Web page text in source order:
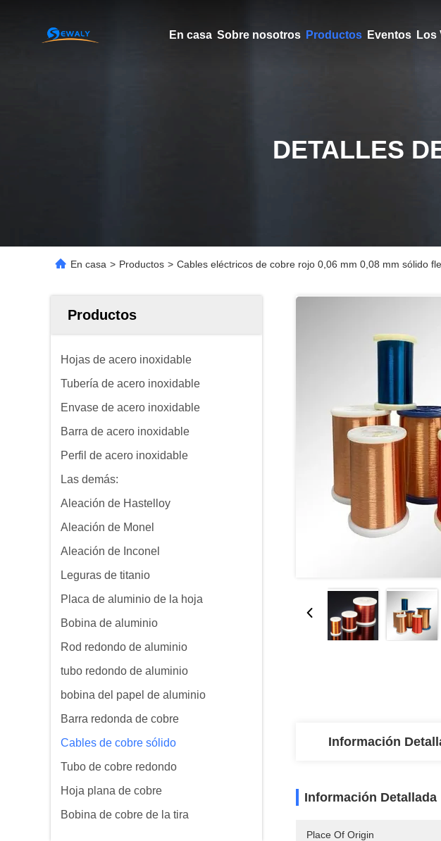
En casa Sobre nosotros Productos Eventos Los
DETALLES
En casa > Productos > Cables eléctricos de cobre rojo 0,06 mm 0,08 mm sólido
Productos
Hojas de acero inoxidable
Tubería de acero inoxidable
Envase de acero inoxidable
Barra de acero inoxidable
Perfil de acero inoxidable
Las demás:
Aleación de Hastelloy
Aleación de Monel
Aleación de Inconel
Leguras de titanio
Placa de aluminio de la hoja
Bobina de aluminio
Rod redondo de aluminio
tubo redondo de aluminio
bobina del papel de aluminio
Barra redonda de cobre
Cables de cobre sólido
Tubo de cobre redondo
Hoja plana de cobre
Bobina de cobre de la tira
Información
Información Detallada
Place Of Origin